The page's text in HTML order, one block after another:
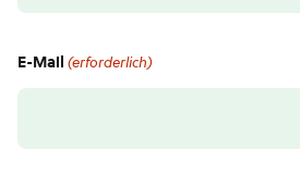
E-Mail (erforderlich)